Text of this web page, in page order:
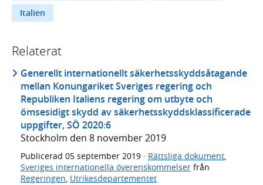
Italien
Relaterat
Generellt internationellt säkerhetsskyddsåtagande
mellan Konungariket Sveriges regering och
Republiken Italiens regering om utbyte och
ömsesidigt skydd av säkerhetsskyddsklassificerade
uppgifter, SÖ 2020:6
Stockholm den 8 november 2019
Publicerad 05 september 2019 · Rättsliga dokument,
Sveriges internationella överenskommelser från
Regeringen, Utrikesdepartementet